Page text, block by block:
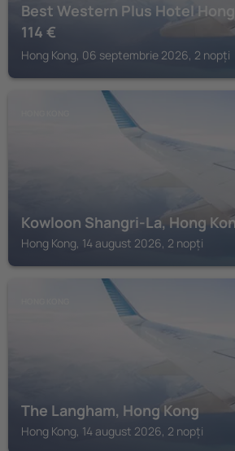
Best Western Plus Hotel Hong
114 €
Hong Kong, 06 septembrie 2026, 2 nopți
Kowloon Shangri-La, Hong
Hong Kong, 14 august 2026, 2 nopți
The Langham, Hong Kong
Hong Kong, 14 august 2026, 2 nopți